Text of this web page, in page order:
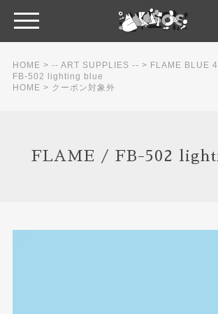
HOME > -- ART SUPPLIES -- > FLAME BLUE
FB-502 lighting blue
HOME > クーポン対象外
FLAME / FB-502